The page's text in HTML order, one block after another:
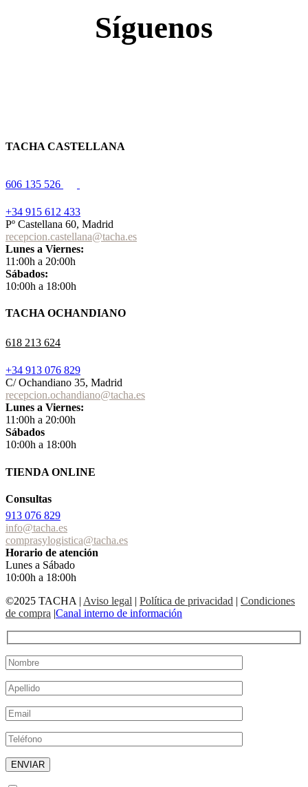
Síguenos
TACHA CASTELLANA
606 135 526
+34 915 612 433
Pº Castellana 60, Madrid
recepcion.castellana@tacha.es
Lunes a Viernes:
11:00h a 20:00h
Sábados:
10:00h a 18:00h
TACHA OCHANDIANO
618 213 624
+34 913 076 829
C/ Ochandiano 35, Madrid
recepcion.ochandiano@tacha.es
Lunes a Viernes:
11:00h a 20:00h
Sábados
10:00h a 18:00h
TIENDA ONLINE
Consultas
913 076 829
info@tacha.es
comprasylogistica@tacha.es
Horario de atención
Lunes a Sábado
10:00h a 18:00h
©2025 TACHA | Aviso legal | Política de privacidad | Condiciones
de compra |Canal interno de información